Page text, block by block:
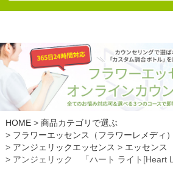
HOME
商品カテゴリで選ぶ
フラワーエッセンス（フラワーレメディ）
アンジェリックエッセンス
エッセンス
アンジェリック 「ハート ライト[Heart